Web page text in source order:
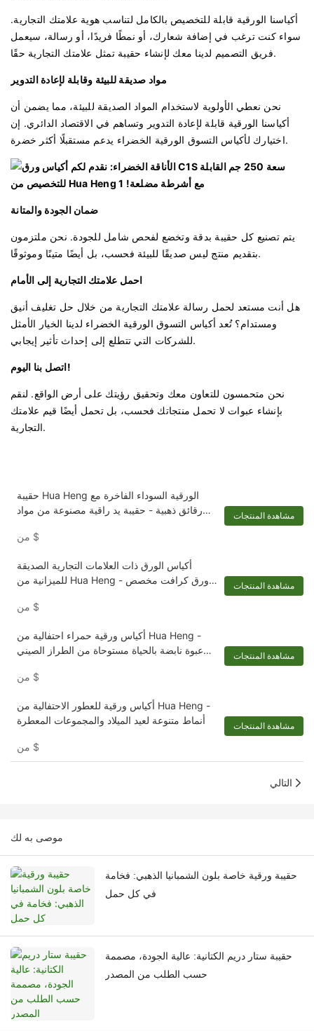
أكياسنا الورقية قابلة للتخصيص بالكامل لتناسب هوية علامتك التجارية.
سواء كنت ترغب في إضافة شعارك، أو نمطًا فريدًا، أو رسالة، سيعمل
فريق التصميم لدينا معك لإنشاء حقيبة تمثل علامتك التجارية حقًا.
مواد صديقة للبيئة وقابلة لإعادة التدوير
نحن نعطي الأولوية لاستخدام المواد الصديقة للبيئة، مما يضمن أن
أكياسنا الورقية قابلة لإعادة التدوير وتساهم في الاقتصاد الدائري. إن
اختيارك لأكياس التسوق الورقية الخضراء يدعم مستقبلًا أكثر خضرة.
ضمان الجودة والمتانة
يتم تصنيع كل حقيبة بدقة وتخضع لفحص شامل للجودة. نحن ملتزمون
بتقديم منتج ليس صديقًا للبيئة فحسب، بل أيضًا متينًا وموثوقًا.
احمل علامتك التجارية إلى الأمام
هل أنت مستعد لحمل رسالة علامتك التجارية من خلال حل تغليف أنيق
ومستدام؟ تُعد أكياس التسوق الورقية الخضراء لدينا الخيار الأمثل
للشركات التي تتطلع إلى إحداث تأثير إيجابي.
اتصل بنا اليوم!
نحن متحمسون للتعاون معك وتحقيق رؤيتك على أرض الواقع. لنقم
بإنشاء عبوات لا تحمل منتجاتك فحسب، بل تحمل أيضًا قيم علامتك
التجارية.
حقيبة Hua Heng الورقية السوداء الفاخرة مع
رقائق ذهبية - حقيبة يد راقية مصنوعة من مواد
$
مشاهدة المنتجات
أكياس الورق ذات العلامات التجارية الصديقة
للميزانية من Hua Heng - ورق كرافت مخصص
$
مشاهدة المنتجات
أكياس ورقية حمراء احتفالية من Hua Heng -
عبوة نابضة بالحياة مستوحاة من الطراز الصيني
$
مشاهدة المنتجات
أكياس ورقية للعطور الاحتفالية من Hua Heng -
أنماط متنوعة لعيد الميلاد والمجموعات المعطرة
$
مشاهدة المنتجات
التالي
موصى به لك
حقيبة ورقية خاصة بلون الشمبانيا الذهبي: فخامة
في كل حمل
حقيبة ستار دريم الكتانية: عالية الجودة، مصممة
حسب الطلب من المصدر